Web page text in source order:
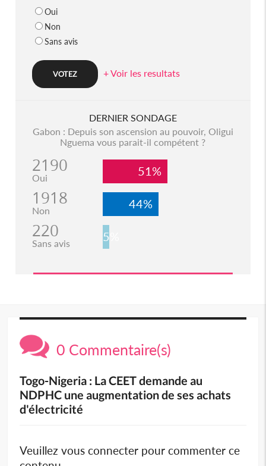
Oui
Non
Sans avis
+ Voir les resultats
DERNIER SONDAGE
Gabon : Depuis son ascension au pouvoir, Oligui
Nguema vous parait-il compétent ?
2190
Oui 51%
1918
Non 44%
220
Sans avis 5%
0 Commentaire(s)
Togo-Nigeria : La CEET demande au
NDPHC une augmentation de ses achats
d'électricité
Veuillez vous connecter pour commenter ce